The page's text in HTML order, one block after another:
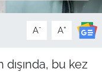
A- A+
dışında, bu kez